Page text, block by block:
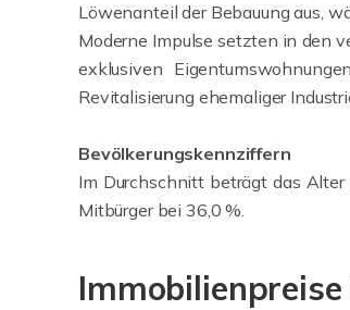
Löwenanteil der Bebauung aus,
Moderne Impulse setzten in den
exklusiven
Revitalisierung ehemaliger
Bevölkerungskennziffern
Im Durchschnitt beträgt das
Mitbürger bei 36,0 %.